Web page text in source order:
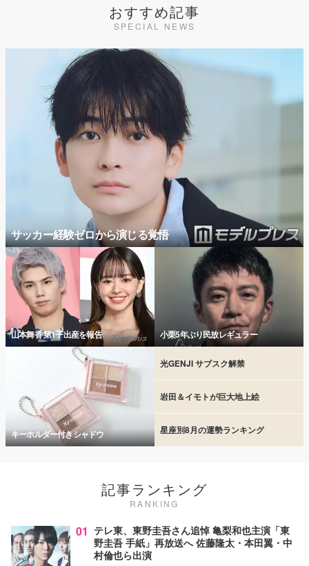
おすすめ記事
SPECIAL NEWS
サッカー経験ゼロから演じる覚悟
山本舞香 第1子出産を報告 小栗5年ぶり民放レギュラー
キーホルダー付きシャドウ
光GENJI サブスク解禁
岩田＆イモトが巨大地上絵
星座別8月の運勢ランキング
記事ランキング
RANKING
01 テレ東、東野圭吾さん追悼 亀梨和也主演「東
野圭吾 手紙」再放送へ 佐藤隆太・本田翼・中
村倫也ら出演